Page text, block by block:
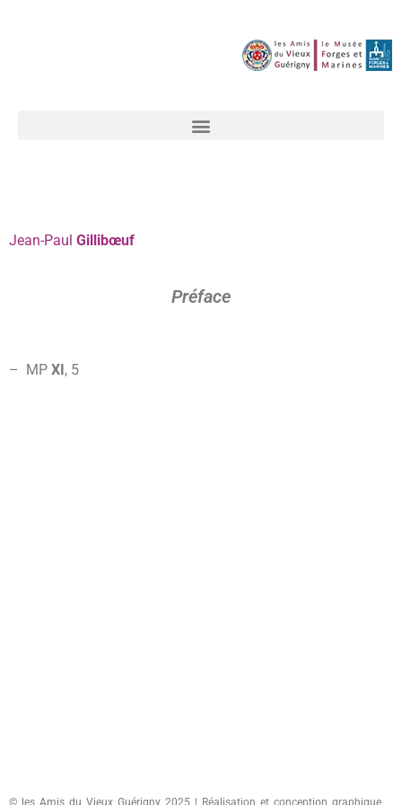
Jean-Paul Gillibœuf
Préface
– MP XI, 5
© les Amis du Vieux Guérigny 2025 | Réalisation et conception graphique